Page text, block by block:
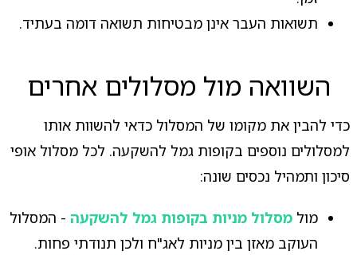
תשואות העבר אינן מבטיחות תשואה דומה בעתיד.
השוואה מול מסלולים אחרים
כדי להבין את מקומו של המסלול כדאי להשוות אותו
למסלולים נוספים בקופות גמל להשקעה. לכל מסלול אופי
סיכון ותמהיל נכסים שונה:
מול מסלול מניות בקופות גמל להשקעה- המסלול
העוקב מאזן בין מניות לאג"ח ולכן תנודתי פחות.